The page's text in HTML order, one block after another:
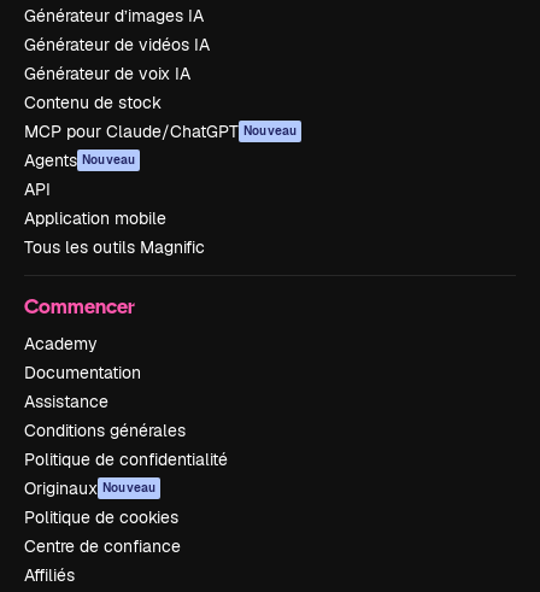
Générateur d’images IA
Générateur de vidéos IA
Générateur de voix IA
Contenu de stock
MCP pour Claude/ChatGPT Nouveau
Agents Nouveau
API
Application mobile
Tous les outils Magnific
Commencer
Academy
Documentation
Assistance
Conditions générales
Politique de confidentialité
Originaux Nouveau
Politique de cookies
Centre de confiance
Affiliés